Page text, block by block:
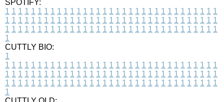
SPOTIFY:
1 1 1 1 1 1 1 1 1 1 1 1 1 1 1 1 1 1 1 1 1 1 1 1 1 1 1 1 1 1 1 1 1
1 1 1 1 1 1 1 1 1 1 1 1 1 1 1 1 1 1 1 1 1 1 1 1 1 1 1 1 1 1 1 1 1
1 1 1 1 1 1 1 1 1 1 1 1 1 1 1 1 1 1 1 1 1 1 1 1 1 1 1 1 1 1 1 1 1
1
CUTTLY BIO:
1
1 1 1 1 1 1 1 1 1 1 1 1 1 1 1 1 1 1 1 1 1 1 1 1 1 1 1 1 1 1 1 1 1
1 1 1 1 1 1 1 1 1 1 1 1 1 1 1 1 1 1 1 1 1 1 1 1 1 1 1 1 1 1 1 1 1
1 1 1 1 1 1 1 1 1 1 1 1 1 1 1 1 1 1 1 1 1 1 1 1 1 1 1 1 1 1 1 1 1
1